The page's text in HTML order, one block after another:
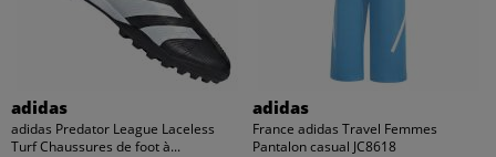
adidas
adidas Predator League Laceless
Turf Chaussures de foot à...
adidas
France adidas Travel Femmes
Pantalon casual JC8618